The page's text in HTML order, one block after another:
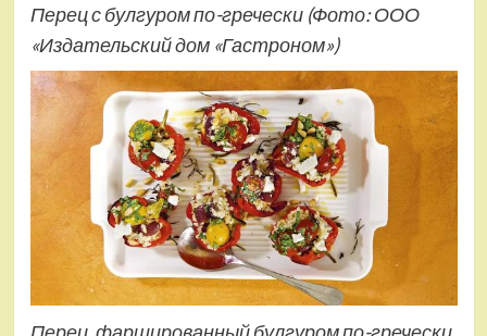
Перец с булгуром по-гречески(Фото: ООО
«Издательский дом «Гастроном»)